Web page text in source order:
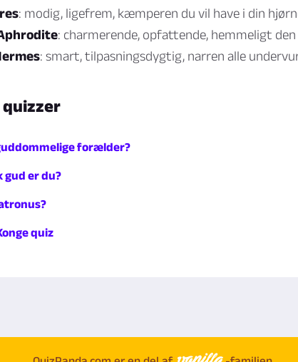
: modig, ligefrem, kæmperen du vil have i din
: charmerende, opfattende, hemmeligt
: smart, tilpasningsdygtig, narren alle
forælder?
gud er du?
quiz